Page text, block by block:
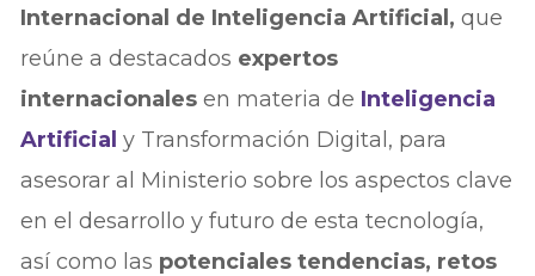
Internacional de Inteligencia Artificial, que
reúne a destacados expertos
internacionales en materia de Inteligencia
Artificial y Transformación Digital, para
asesorar al Ministerio sobre los aspectos clave
en el desarrollo y futuro de esta tecnología,
así como las potenciales tendencias, retos